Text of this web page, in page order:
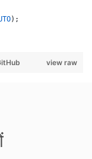
);
view raw